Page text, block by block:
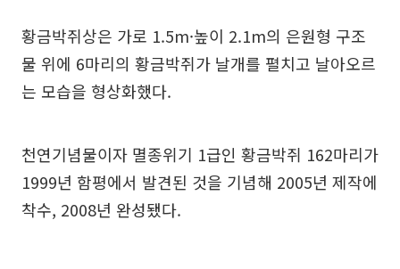
황금박쥐상은 가로 1.5m·높이 2.1m의 은원형 구조
물 위에 6마리의 황금박쥐가 날개를 펼치고 날아오르
는 모습을 형상화했다.
천연기념물이자 멸종위기 1급인 황금박쥐 162마리가
1999년 함평에서 발견된 것을 기념해 2005년 제작에
착수, 2008년 완성됐다.